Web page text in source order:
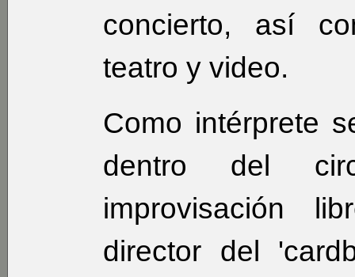
concierto, así
teatro y video.
Como intérprete
dentro del
improvisación
director del